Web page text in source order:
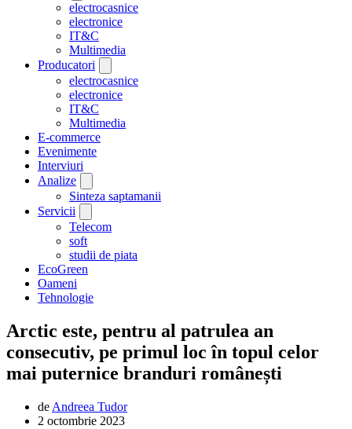
electrocasnice
electronice
IT&C
Multimedia
Producatori
electrocasnice
electronice
IT&C
Multimedia
E-commerce
Evenimente
Interviuri
Analize
Sinteza saptamanii
Servicii
Telecom
soft
studii de piata
EcoGreen
Oameni
Tehnologie
Arctic este, pentru al patrulea an
consecutiv, pe primul loc în topul celor
mai puternice branduri românești
de Andreea Tudor
2 octombrie 2023